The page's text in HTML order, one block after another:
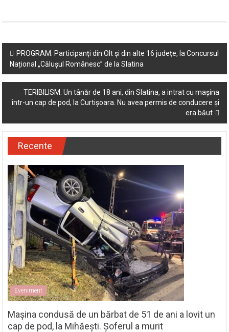
Post
navigation
PROGRAM. Participanți din Olt și din alte 16 județe, la Concursul
Național „Călușul Românesc” de la Slatina
TERIBILISM. Un tânăr de 18 ani, din Slatina, a intrat cu mașina
într-un cap de pod, la Curtișoara. Nu avea permis de conducere și
era băut
Recente
Eveniment
Mașina condusă de un bărbat de 51 de ani a lovit un
cap de pod, la Mihăești. Șoferul a murit